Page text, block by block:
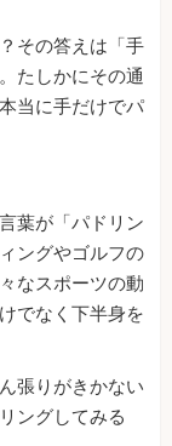
その答えは「手
たしかにその通
当に手だけでパ
葉が「パドリン
ングやゴルフの
なスポーツの動
でなく下半身を
張りがきかない
ングしてみる